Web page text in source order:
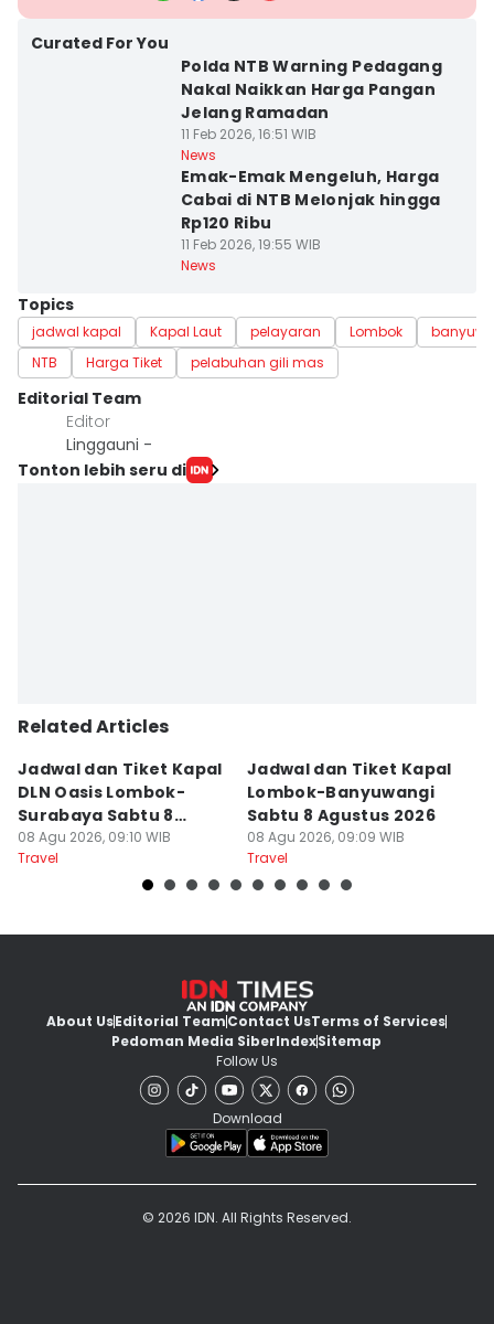
Curated For You
Polda NTB Warning Pedagang
Nakal Naikkan Harga Pangan
Jelang Ramadan
11 Feb 2026, 16:51 WIB
News
Emak-Emak Mengeluh, Harga
Cabai di NTB Melonjak hingga
Rp120 Ribu
11 Feb 2026, 19:55 WIB
News
Topics
jadwal kapal Kapal Laut pelayaran Lombok
NTB
Harga Tiket pelabuhan gili mas
Editorial Team
Editor
Linggauni -
Tonton lebih seru di
Related Articles
Jadwal dan Tiket Kapal
DLN Oasis Lombok-
Surabaya Sabtu 8
Agustus 2026
08 Agu 2026, 09:10 WIB
Travel
Jadwal dan Tiket Kapal
Lombok-Banyuwangi
Sabtu 8 Agustus 2026
08 Agu 2026, 09:09 WIB
Travel
About UsEditorial TeamContact UsTerms of Services
Pedoman Media SiberIndexSitemap
Follow Us
Download
© 2026 IDN. All Rights Reserved.